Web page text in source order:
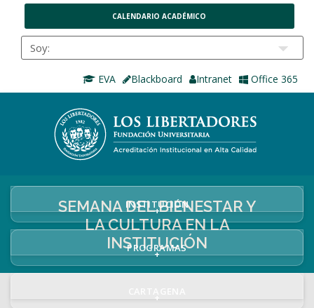
CALENDARIO ACADÉMICO
EVA Blackboard Intranet Office 365
INSTITUCIÓN
+
PROGRAMAS
+
+
SEMANA DEL BIENESTAR Y
LA CULTURA EN LA
INSTITUCIÓN